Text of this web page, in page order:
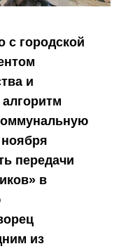
с городской
и
передачи
в
из